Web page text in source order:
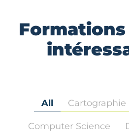
All
Computer Science